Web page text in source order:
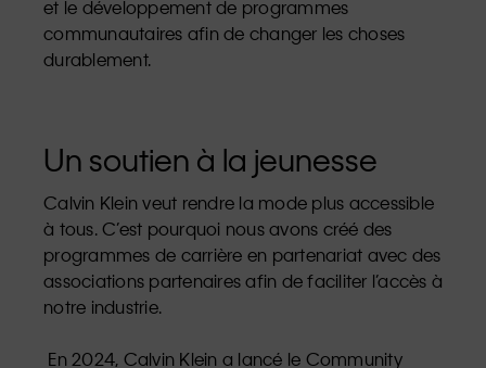
et le développement de programmes
communautaires afin de changer les choses
durablement.
Un soutien à la jeunesse
Calvin Klein veut rendre la mode plus accessible
à tous. C’est pourquoi nous avons créé des
programmes de carrière en partenariat avec des
associations partenaires afin de faciliter l’accès à
notre industrie.
En 2024, Calvin Klein a lancé le Community